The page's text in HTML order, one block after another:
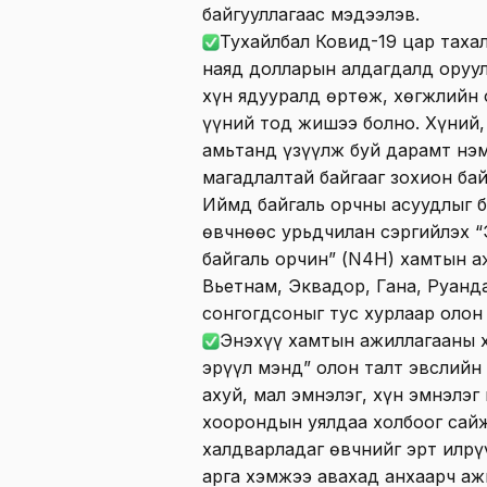
байгууллагаас мэдээлэв.
Тухайлбал Ковид-19 цар
наяд долларын алдагдалд
хүн ядууралд өртөж, хөгжлийн
үүний тод жишээ болно. Хүний,
амьтанд үзүүлж буй дарамт
магадлалтай байгааг зохион
Иймд байгаль орчны асуудлыг
өвчнөөс урьдчилан сэргийлэх
байгаль орчин” (N4H) хамтын
Вьетнам, Эквадор, Гана,
сонгогдсоныг тус хурлаар
Энэхүү хамтын
эрүүл мэнд” олон талт
ахуй, мал эмнэлэг, хүн
хоорондын уялдаа холбоог
халдварладаг өвчнийг эрт
арга хэмжээ авахад анхаарч